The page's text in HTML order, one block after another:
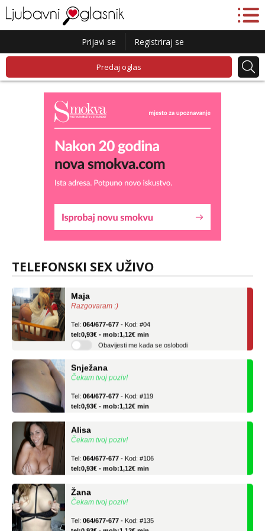
Prijavi se Registriraj se
Predaj oglas
TELEFONSKI SEX UŽIVO
Liliana
Čekam tvoj poziv!
tel:0,93€ - mob:1,12€ min
Razgovaram :)
tel:0,93€ - mob:1,12€ min
Obavijesti me kada se oslobodi
Čekam tvoj poziv!
tel:0,93€ - mob:1,12€ min
Čekam tvoj poziv!
tel:0,93€ - mob:1,12€ min
Čekam tvoj poziv!
tel:0,93€ - mob:1,12€ min